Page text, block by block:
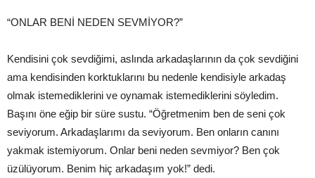
“ONLAR BENİ NEDEN SEVMİYOR?”
Kendisini çok sevdiğimi, aslında arkadaşlarının da çok sevdiğini
ama kendisinden korktuklarını bu nedenle kendisiyle arkadaş
olmak istemediklerini ve oynamak istemediklerini söyledim.
Başını öne eğip bir süre sustu. “Öğretmenim ben de seni çok
seviyorum. Arkadaşlarımı da seviyorum. Ben onların canını
yakmak istemiyorum. Onlar beni neden sevmiyor? Ben çok
üzülüyorum. Benim hiç arkadaşım yok!” dedi.